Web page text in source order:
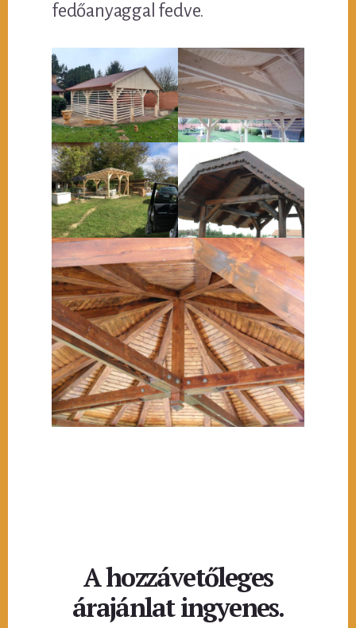
fedőanyaggal fedve.
A hozzávetőleges
árajánlat ingyenes.